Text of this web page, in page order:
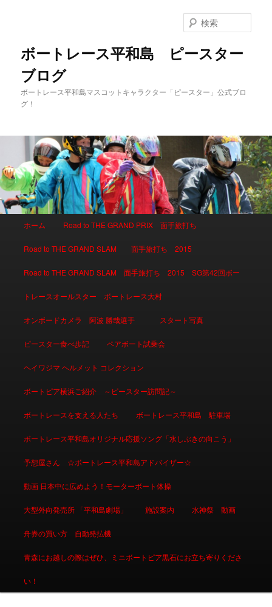
ボートレース平和島 ピースター
ブログ
ボートレース平和島マスコットキャラクター「ピースター」公式ブロ
グ！
索
メインコンテンツへ移動
サブコンテンツへ移動
ホーム Road to THE GRAND PRIX 面手旅打ち
Road to THE GRAND SLAM 面手旅打ち 2015
Road to THE GRAND SLAM 面手旅打ち 2015 SG第42回ボー
トレースオールスター ボートレース大村
オンボードカメラ 阿波 勝哉選手 スタート写真
ピースター食べ歩記 ペアボート試乗会
ヘイワジマ ヘルメット コレクション
ボートピア横浜ご紹介 ～ピースター訪問記～
ボートレースを支える人たち ボートレース平和島 駐車場
ボートレース平和島オリジナル応援ソング「水しぶきの向こう」
予想屋さん ☆ボートレース平和島アドバイザー☆
動画 日本中に広めよう！モーターボート体操
大型外向発売所 「平和島劇場」 施設案内 水神祭 動画
舟券の買い方 自動発払機
青森にお越しの際はぜひ、ミニボートピア黒石にお立ち寄りくださ
い！